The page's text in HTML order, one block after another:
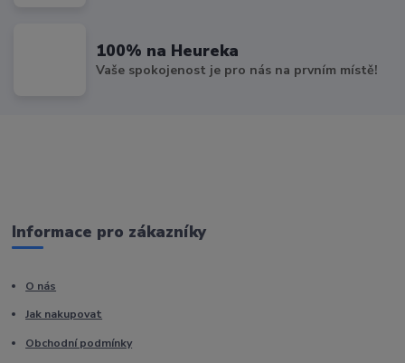
100% na Heureka
Vaše spokojenost je pro nás na prvním místě!
Informace pro zákazníky
O nás
Jak nakupovat
Obchodní podmínky